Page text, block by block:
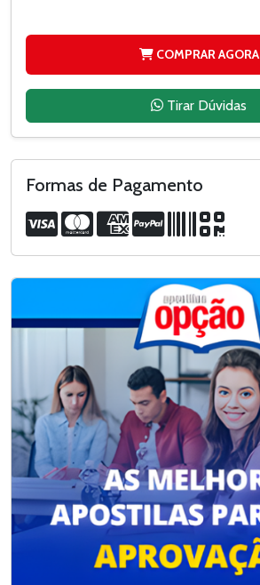
COMPRAR AGORA
Tirar Dúvidas
Formas de Pagamento